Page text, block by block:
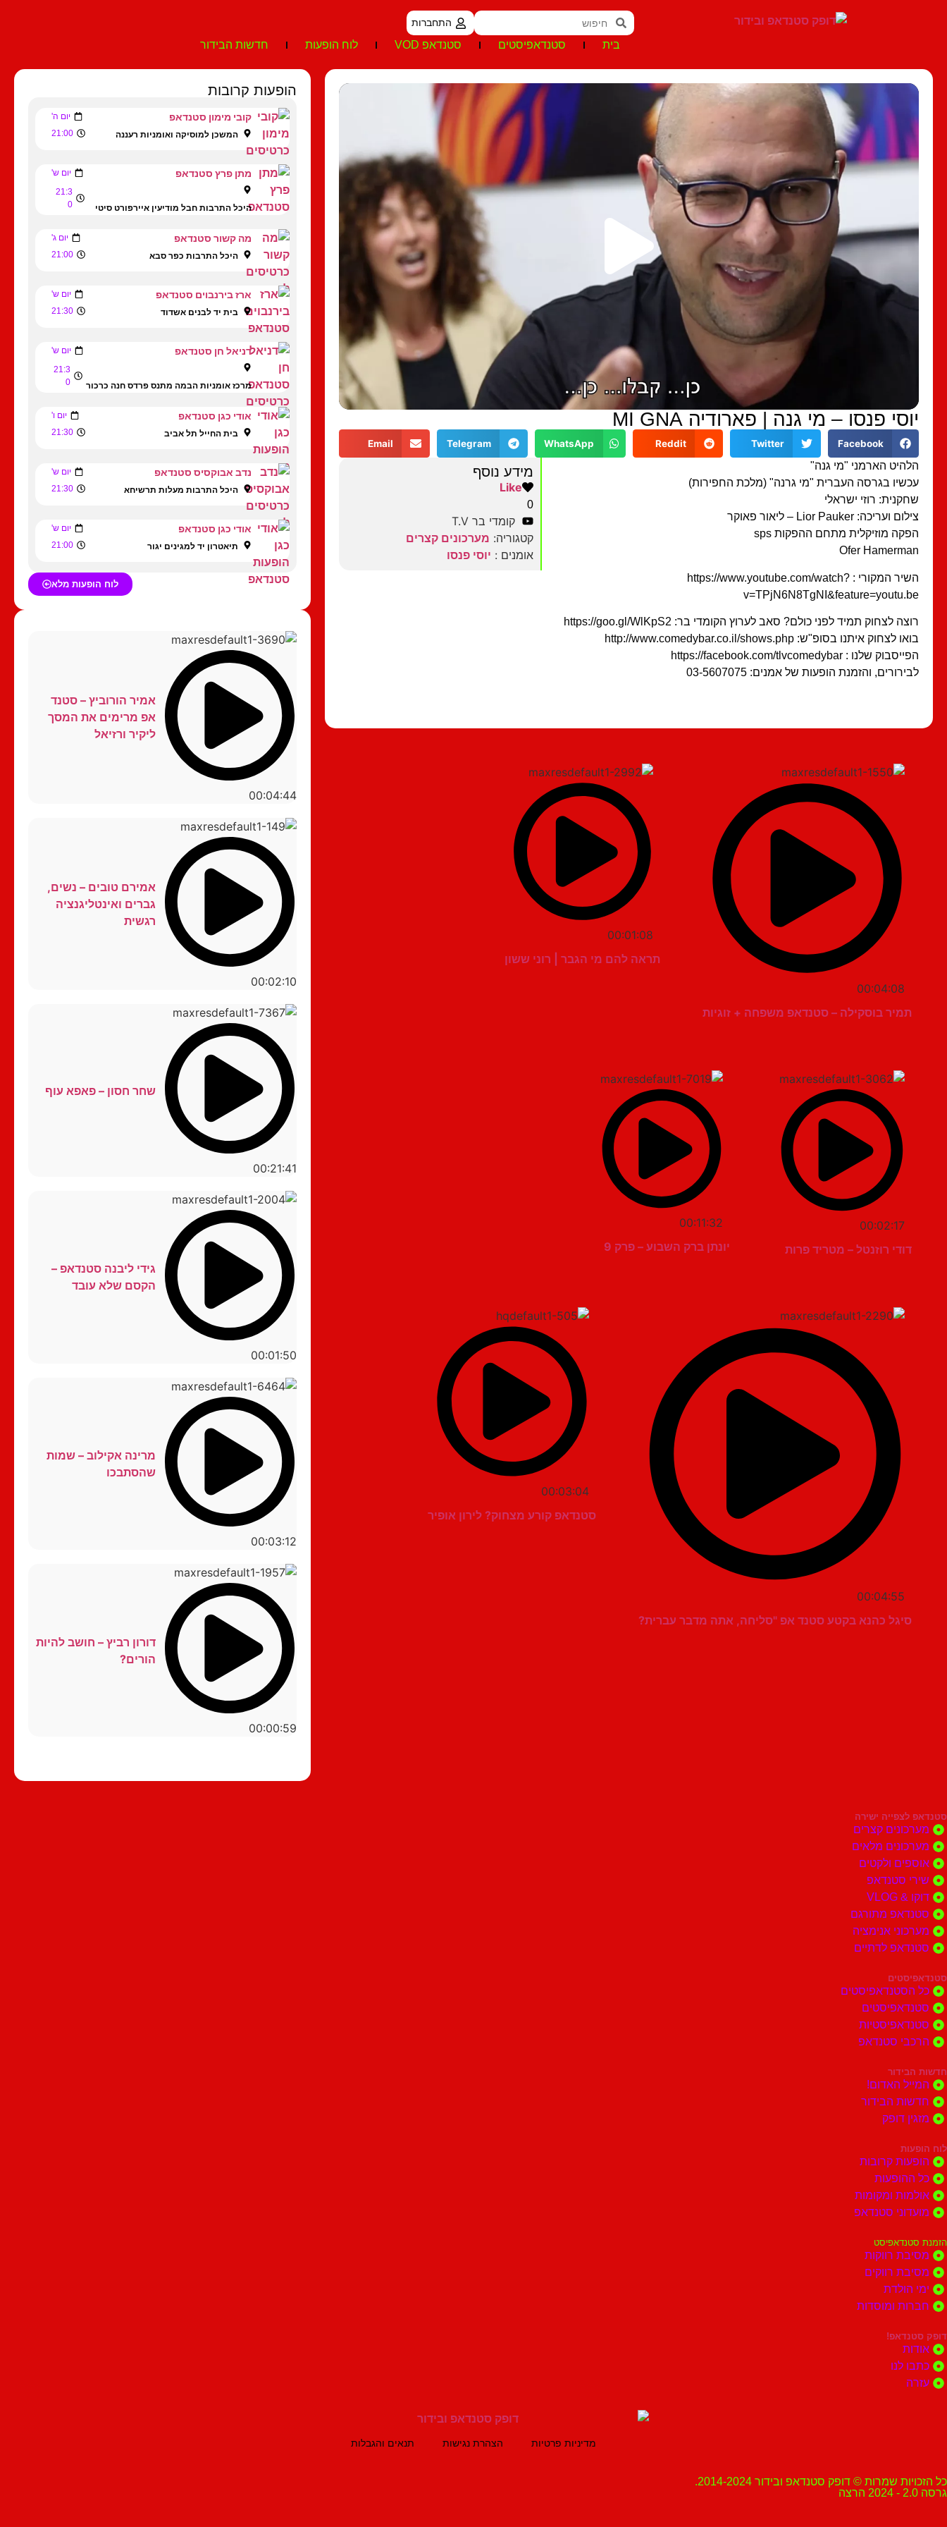
התחברות
בית סטנדאפיסטים סטנדאפ VOD לוח הופעות חדשות הבידור
יוסי פנסו – מי גנה | פארודיה MI GNA
Facebook
Twitter
Reddit
WhatsApp
Telegram
Email
הלהיט הארמני "מי גנה"
עכשיו בגרסה העברית "מי גרנה" (מלכת החפירות)
שחקנית: רוזי ישראלי
צילום ועריכה: Lior Pauker – ליאור פאוקר
הפקה מוזיקלית מתחם ההפקות sps
Ofer Hamerman
השיר המקורי : https://www.youtube.com/watch?
v=TPjN6N8TgNI&feature=youtu.be
רוצה לצחוק תמיד לפני כולם? סאב לערוץ הקומדי בר: https://goo.gl/WlKpS2
בואו לצחוק איתנו בסופ"ש: http://www.comedybar.co.il/shows.php
הפייסבוק שלנו : https://facebook.com/tlvcomedybar
לבירורים, והזמנת הופעות של אמנים: 03-5607075
מידע נוסף
Like
0
קומדי בר T.V
קטגוריה: מערכונים קצרים
אומנים : יוסי פנסו
00:04:08
תמיר בוסקילה – סטנדאפ משפחה + זוגיות
00:01:08
תראה להם מי הגבר | רוני ששון
00:02:17
דודי רוזנטל – מטריד פרות
00:11:32
יונתן ברק השבוע – פרק 9
00:04:55
סיגל כהנא בקטע סטנד אפ "סליחה, אתה מדבר עברית?
00:03:04
סטנדאפ קורע מצחוק? לירון אופיר
הופעות קרובות
קובי מימון סטנדאפ יום ה'
המשכן למוסיקה ואומניות רעננה 21:00
מתן פרץ סטנדאפ יום ש'
היכל התרבות חבל מודיעין איירפורט סיטי
21:3
0
מה קשור סטנדאפ יום ג'
היכל התרבות כפר סבא 21:00
ארז בירנבוים סטנדאפ יום ש'
בית יד לבנים אשדוד 21:30
דניאל חן סטנדאפ יום ש'
מרכז אומניות הבמה מתנס פרדס חנה כרכור
21:3
0
אודי כגן סטנדאפ יום ו'
בית החייל תל אביב 21:30
נדב אבוקסיס סטנדאפ יום ש'
היכל התרבות מעלות תרשיחא 21:30
אודי כגן סטנדאפ יום ש'
תיאטרון יד למגינים יגור 21:00
לוח הופעות מלא
00:04:44
אמיר הורוביץ – סטנד
אפ מרימים את המסך
ליקיר ורזיאל
00:02:10
אמירם טובים – נשים,
גברים ואינטליגנציה
רגשית
00:21:41
שחר חסון – פאפא עוף
00:01:50
גידי ליבנה סטנדאפ –
הקסם שלא עובד
00:03:12
מרינה אקילוב – שמות
שהסתבכו
00:00:59
דורון רביץ – חושב להיות
הורים?
סטנדאפ לצפייה ישירה
מערכונים קצרים
מערכונים מלאים
אוספים ולקטים
שירי סטנדאפ
דוקו & VLOG
סטנדאפ מתורגם
מערכוני אנימציה
סטנדאפ לדתיים
סטנדאפיסטים
כל הסטנדאפיסטים
סטנדאפיסטים
סטנדאפיסטיות
הרכבי סטנדאפ
חדשות הבידור
המייל האדום!
חדשות הבידור
מזגין דופק
לוח הופעות
הופעות קרובות
כל ההופעות
אולמות ומקומות
מועדוני סטנדאפ
הזמנת סטנדאפיסט
מסיבת רווקות
מסיבת רווקים
ימי הולדת
חברות ומוסדות
דופק סטנדאפ!
אודות
כתבו לנו
עזרה
מדיניות פרטיות הצהרת נגישות תנאים והגבלות
כל הזכויות שמרות © דופק סטנדאפ ובידור 2014-2024.
גרסה 2.0 - 2024 הרצה